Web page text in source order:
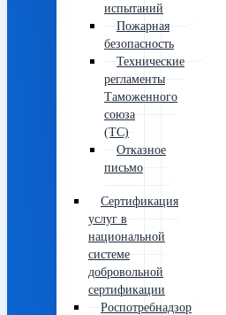
испытаний
Пожарная
безопасность
Технические
регламенты
Таможенного
союза
(ТС)
Отказное
письмо
Сертификация
услуг в
национальной
системе
добровольной
сертификации
Роспотребнадзор